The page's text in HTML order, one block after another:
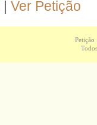
| Ver Petição
Petição